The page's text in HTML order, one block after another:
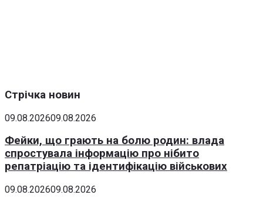
Стрічка новин
09.08.202609.08.2026
Фейки, що грають на болю родин: влада
спростувала інформацію про нібито
репатріацію та ідентифікацію військових
09.08.202609.08.2026